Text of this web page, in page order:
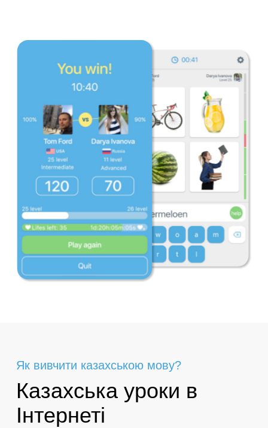
Як вивчити казахською мову?
Казахська уроки в
Інтернеті